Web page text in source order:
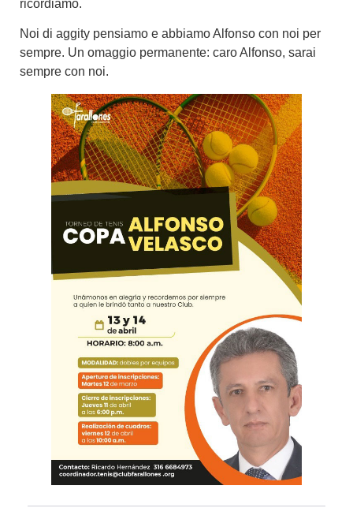
ricordiamo.
Noi di aggity pensiamo e abbiamo Alfonso con noi per
sempre. Un omaggio permanente: caro Alfonso, sarai
sempre con noi.